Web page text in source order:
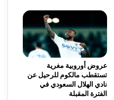
عروض أوروبية مغرية
تستقطب مالكوم للرحيل عن
نادي الهلال السعودي في
الفترة المقبلة